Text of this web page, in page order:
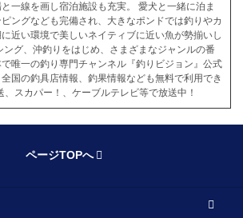
一線を画し宿泊施設も充実。 愛犬と一緒に泊ま
ングなども完備され、大きなポンドでは釣りやカ
近い環境で美しいネイティブに近い魚が勢揃いし
ング、沖釣りをはじめ、さまざまなジャンルの番
唯一の釣り専門チャンネル『釣りビジョン』公式
国の釣具店情報、釣果情報なども無料で利用でき
、スカパー！、ケーブルテレビ等で放送中！
ページTOPへ